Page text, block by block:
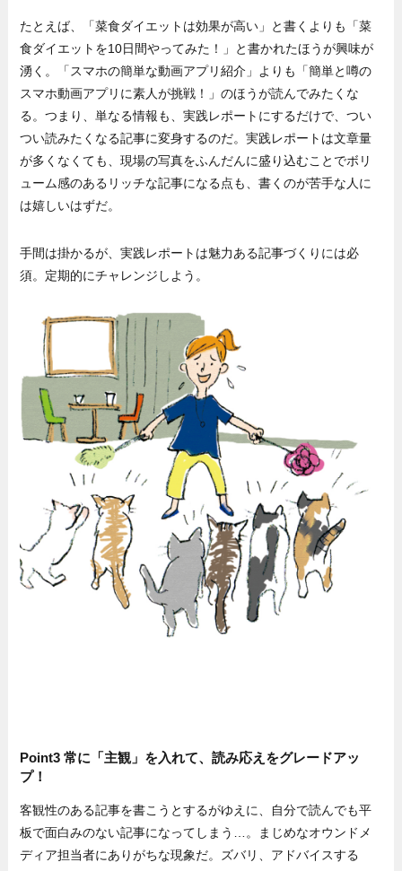
たとえば、「菜食ダイエットは効果が高い」と書くよりも「菜
食ダイエットを10日間やってみた！」と書かれたほうが興味が
湧く。「スマホの簡単な動画アプリ紹介」よりも「簡単と噂の
スマホ動画アプリに素人が挑戦！」のほうが読んでみたくな
る。つまり、単なる情報も、実践レポートにするだけで、つい
つい読みたくなる記事に変身するのだ。実践レポートは文章量
が多くなくても、現場の写真をふんだんに盛り込むことでボリ
ューム感のあるリッチな記事になる点も、書くのが苦手な人に
は嬉しいはずだ。
手間は掛かるが、実践レポートは魅力ある記事づくりには必
須。定期的にチャレンジしよう。
Point3 常に「主観」を入れて、読み応えをグレードアッ
プ！
客観性のある記事を書こうとするがゆえに、自分で読んでも平
板で面白みのない記事になってしまう…。まじめなオウンドメ
ディア担当者にありがちな現象だ。ズバリ、アドバイスする